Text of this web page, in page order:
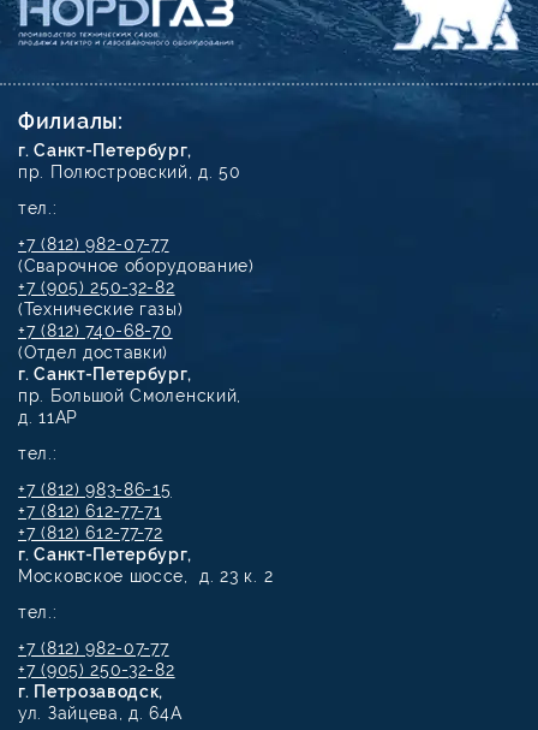
Филиалы:
г. Санкт-Петербург,
пр. Полюстровский, д. 50
тел.:
+7 (812) 982-07-77
(Сварочное оборудование)
+7 (905) 250-32-82
(Технические газы)
+7 (812) 740-68-70
(Отдел доставки)
г. Санкт-Петербург,
пр. Большой Смоленский,
д. 11АР
тел.:
+7 (812) 983-86-15
+7 (812) 612-77-71
+7 (812) 612-77-72
г. Санкт-Петербург,
Московское шоссе, д. 23 к. 2
тел.:
+7 (812) 982-07-77
+7 (905) 250-32-82
г. Петрозаводск,
ул. Зайцева, д. 64А